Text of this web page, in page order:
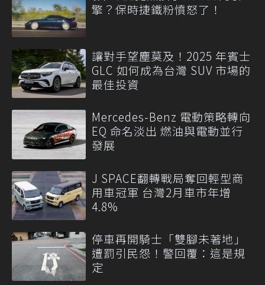
擎？保時捷鐵粉憤怒了！
讓對手望塵莫及！2025 年賓士
GLC 如何成為台灣 SUV 市場的
最佳投資
Mercedes-Benz 電動策略轉向
EQ 命名淡出 燃油與電動並行
發展
J SPACE翻轉戰局奪回輕型商
用車冠軍 台灣2月車市年增
4.8%
停車再開騎士「雙腳未著地」
遭罰引民怨！警回覆：這是規
定